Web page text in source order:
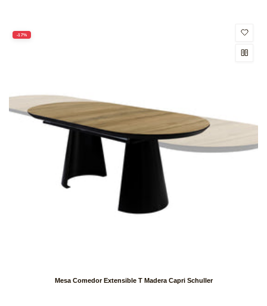
-17%
Mesa Comedor Extensible T Madera Capri Schuller